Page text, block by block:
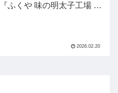
ふくや 味の明太子工場 ハ
2026.02.20